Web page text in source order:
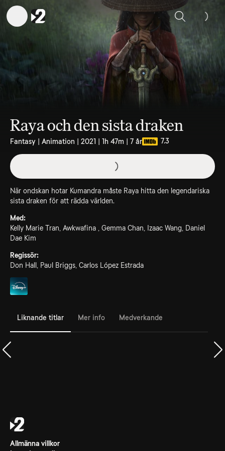
Sök
Raya och den sista draken
Fantasy | Animation | 2021 | 1h 47m | 7 år 7.3
När ondskan hotar Kumandra måste Raya hitta den legendariska
sista draken för att rädda världen.
Med:
Kelly Marie Tran, Awkwafina , Gemma Chan, Izaac Wang, Daniel
Dae Kim
Regissör:
Don Hall, Paul Briggs, Carlos López Estrada
Liknande titlar Mer info Medverkande
Allmänna villkor